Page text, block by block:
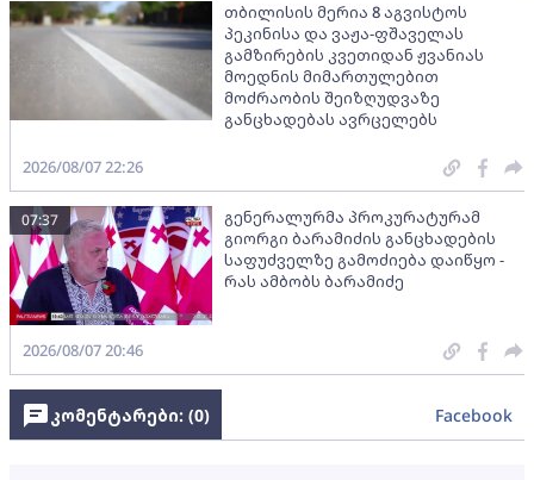
თბილისის მერია 8 აგვისტოს
პეკინისა და ვაჟა-ფშაველას
გამზირების კვეთიდან ჟვანიას
მოედნის მიმართულებით
მოძრაობის შეიზღუდვაზე
განცხადებას ავრცელებს
2026/08/07 22:26
გენერალურმა პროკურატურამ
გიორგი ბარამიძის განცხადების
საფუძველზე გამოძიება დაიწყო -
რას ამბობს ბარამიძე
07:37
2026/08/07 20:46
კომენტარები: (0) Facebook